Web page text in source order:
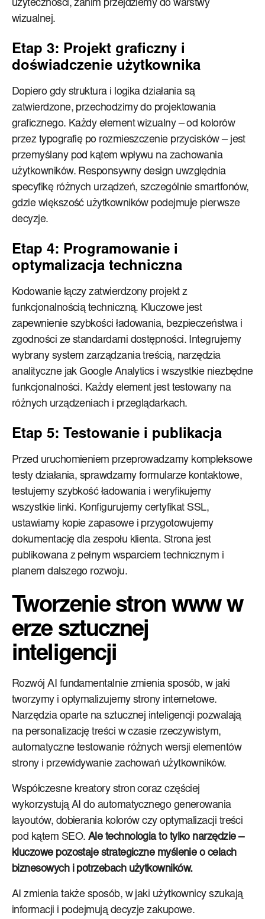
użyteczności, zanim przejdziemy do warstwy
wizualnej.
Etap 3: Projekt graficzny i
doświadczenie użytkownika
Dopiero gdy struktura i logika działania są
zatwierdzone, przechodzimy do projektowania
graficznego. Każdy element wizualny – od kolorów
przez typografię po rozmieszczenie przycisków – jest
przemyślany pod kątem wpływu na zachowania
użytkowników. Responsywny design uwzględnia
specyfikę różnych urządzeń, szczególnie smartfonów,
gdzie większość użytkowników podejmuje pierwsze
decyzje.
Etap 4: Programowanie i
optymalizacja techniczna
Kodowanie łączy zatwierdzony projekt z
funkcjonalnością techniczną. Kluczowe jest
zapewnienie szybkości ładowania, bezpieczeństwa i
zgodności ze standardami dostępności. Integrujemy
wybrany system zarządzania treścią, narzędzia
analityczne jak Google Analytics i wszystkie niezbędne
funkcjonalności. Każdy element jest testowany na
różnych urządzeniach i przeglądarkach.
Etap 5: Testowanie i publikacja
Przed uruchomieniem przeprowadzamy kompleksowe
testy działania, sprawdzamy formularze kontaktowe,
testujemy szybkość ładowania i weryfikujemy
wszystkie linki. Konfigurujemy certyfikat SSL,
ustawiamy kopie zapasowe i przygotowujemy
dokumentację dla zespołu klienta. Strona jest
publikowana z pełnym wsparciem technicznym i
planem dalszego rozwoju.
Tworzenie stron www w
erze sztucznej
inteligencji
Rozwój AI fundamentalnie zmienia sposób, w jaki
tworzymy i optymalizujemy strony internetowe.
Narzędzia oparte na sztucznej inteligencji pozwalają
na personalizację treści w czasie rzeczywistym,
automatyczne testowanie różnych wersji elementów
strony i przewidywanie zachowań użytkowników.
Współczesne kreatory stron coraz częściej
wykorzystują AI do automatycznego generowania
layoutów, dobierania kolorów czy optymalizacji treści
pod kątem SEO. Ale technologia to tylko narzędzie –
kluczowe pozostaje strategiczne myślenie o celach
biznesowych i potrzebach użytkowników.
AI zmienia także sposób, w jaki użytkownicy szukają
informacji i podejmują decyzje zakupowe.